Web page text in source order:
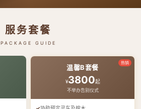
服务套餐
PACKAGE GUIDE
热销
温馨B套餐
¥3800起
不举办告别仪式